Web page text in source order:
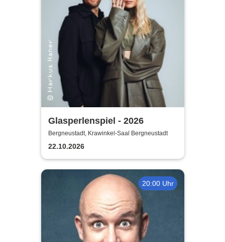
Glasperlenspiel - 2026
Bergneustadt, Krawinkel-Saal Bergneustadt
22.10.2026
20:00 Uhr